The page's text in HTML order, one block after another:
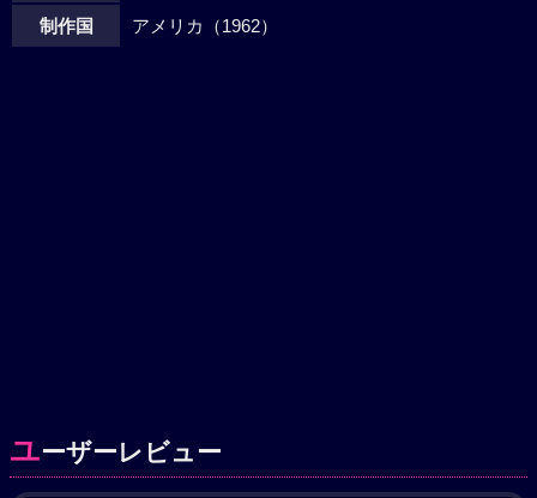
「いつになったら一緒に暮らせるか……」フィリップは溜息
をついた。
制作国 アメリカ（1962）
ユーザーレビュー